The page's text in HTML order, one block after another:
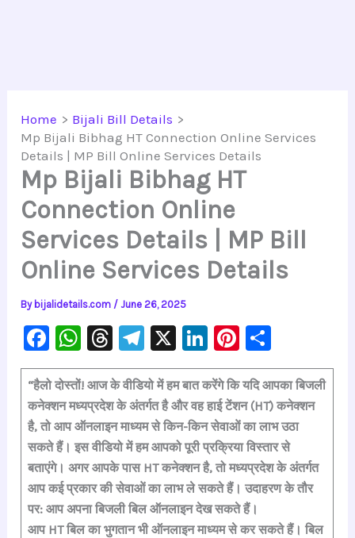
Home
Bijali Bill Details
Mp Bijali Bibhag HT Connection Online Services
Details | MP Bill Online Services Details
Mp Bijali Bibhag HT
Connection Online
Services Details | MP Bill
Online Services Details
By bijalidetails.com /June 26, 2025
F
a
c
e
b
o
o
k
W
h
at
s
A
p
p
T
hr
e
a
d
s
Te
le
gr
a
m
X
Li
n
k
e
dI
n
Pi
nt
er
e
st
h
ar
e
“हैलो दोस्तों! आज के वीडियो में हम बात करेंगे कि यदि आपका बिजली
कनेक्शन मध्यप्रदेश के अंतर्गत है और वह हाई टेंशन (HT) कनेक्शन
है, तो आप ऑनलाइन माध्यम से किन-किन सेवाओं का लाभ उठा
सकते हैं। इस वीडियो में हम आपको पूरी प्रक्रिया विस्तार से
बताएंगे। अगर आपके पास HT कनेक्शन है, तो मध्यप्रदेश के अंतर्गत
आप कई प्रकार की सेवाओं का लाभ ले सकते हैं। उदाहरण के तौर
पर: आप अपना बिजली बिल ऑनलाइन देख सकते हैं।
आप HT बिल का भुगतान भी ऑनलाइन माध्यम से कर सकते हैं। बिल